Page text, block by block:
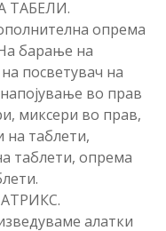
ТАБЕЛИ.
опрема
барање на
посветувач на
во прав
миксери во прав,
таблети,
таблети, опрема
алатки